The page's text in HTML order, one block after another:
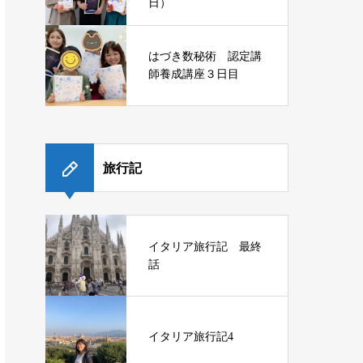
日）
はづき数秘術 認定講
師養成講座３日目
旅行記
イタリア旅行記 最終
話
イタリア旅行記4